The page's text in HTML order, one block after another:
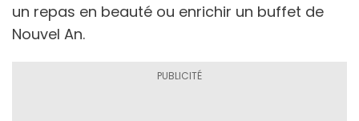
un repas en beauté ou enrichir un buffet de
Nouvel An.